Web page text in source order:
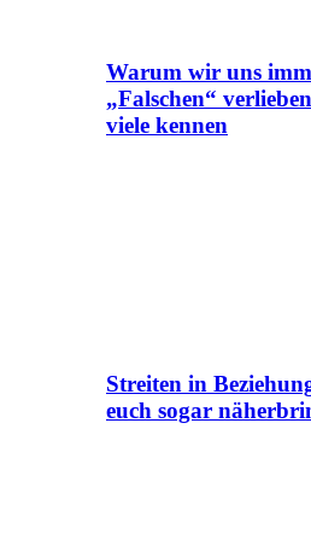
Warum wir uns
„Falschen“
viele kennen
Streiten in
euch sogar